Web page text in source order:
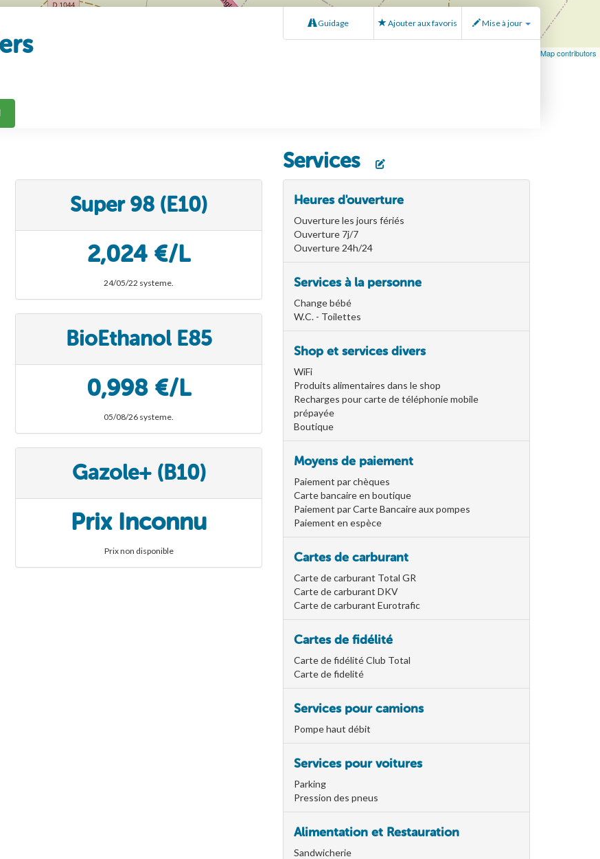
OpenStreetMap contributors
Guidage Ajouter aux favoris Mise à jour
Super 98 (E10)
2,024 €/L
24/05/22 systeme.
BioEthanol E85
0,998 €/L
05/08/26 systeme.
Gazole+ (B10)
Prix Inconnu
Prix non disponible
Services
Heures d'ouverture
Ouverture les jours fériés
Ouverture 7j/7
Ouverture 24h/24
Services à la personne
Change bébé
W.C. - Toilettes
Shop et services divers
WiFi
Produits alimentaires dans le shop
Recharges pour carte de téléphonie mobile
prépayée
Boutique
Moyens de paiement
Paiement par chèques
Carte bancaire en boutique
Paiement par Carte Bancaire aux pompes
Paiement en espèce
Cartes de carburant
Carte de carburant Total GR
Carte de carburant DKV
Carte de carburant Eurotrafic
Cartes de fidélité
Carte de fidélité Club Total
Carte de fidelité
Services pour camions
Pompe haut débit
Services pour voitures
Parking
Pression des pneus
Alimentation et Restauration
Sandwicherie
Inscrivez-vous gratuitement pour être informé par email avant
chaque changement de prix.
je m'inscris